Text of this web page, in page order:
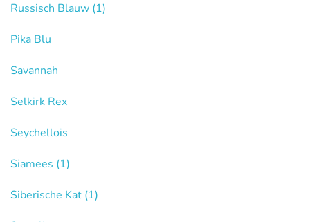
Russisch Blauw (1)
Pika Blu
Savannah
Selkirk Rex
Seychellois
Siamees (1)
Siberische Kat (1)